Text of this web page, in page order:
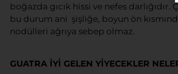
boğazda gıcık hissi ve nefes
bu durum ani şişliğe, boyun ön
nodülleri ağrıya sebep olmaz.
GUATRA İYİ GELEN YİYECEKLER